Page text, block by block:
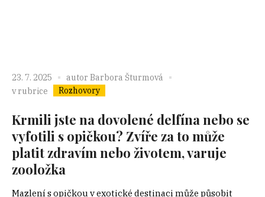
23. 7. 2025 autor Barbora Šturmová
v rubrice
Rozhovory
Krmili jste na dovolené delfína nebo se
vyfotili s opičkou? Zvíře za to může
platit zdravím nebo životem, varuje
zooložka
Mazlení s opičkou v exotické destinaci může působit